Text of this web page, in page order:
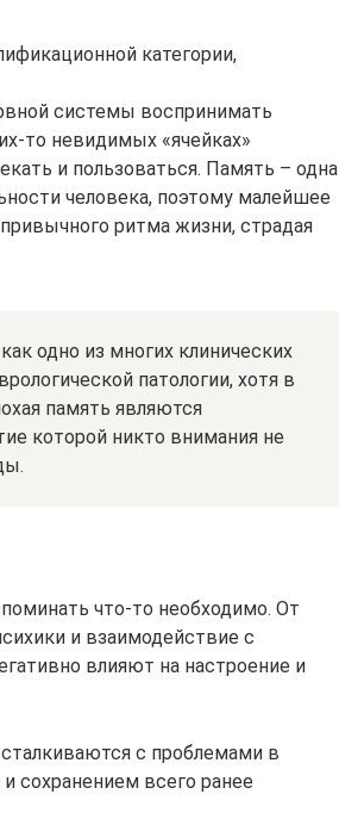
категории,
системы воспринимать
то невидимых «ячейках»
и пользоваться. Память – одна
человека, поэтому малейшее
ритма жизни, страдая
одно из многих клинических
патологии, хотя в
память являются
которой никто внимания не
что-то необходимо. От
и взаимодействие с
влияют на настроение и
с проблемами в
сохранением всего ранее